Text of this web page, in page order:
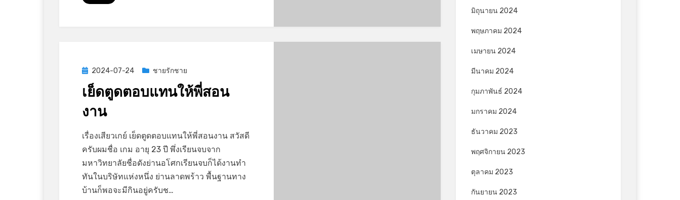
Posted
on
2024-07-24 ชายรักชาย
เย็ดตูดตอบแทนให้พี่สอน
งาน
byGayStory
Leave a commenton
เย็ด
พี่
เรื่องเสียวเกย์ เย็ดตูดตอบแทนให้พี่สอนงาน​ สวัสดี
ครับผมชื่อ เกม อายุ 23 ปี พึ่งเรียนจบจาก
มหาวิทยาลัยชื่อดังย่านอโศกเรียนจบก็ได้งานทำ
ทันในบริษัทแห่งหนึ่ง ย่านลาดพร้าว พื้นฐานทาง
บ้านก็พอจะมีกินอยู่ครับช…
มิถุนายน 2024
พฤษภาคม 2024
เมษายน 2024
มีนาคม 2024
กุมภาพันธ์ 2024
มกราคม 2024
ธันวาคม 2023
พฤศจิกายน 2023
ตุลาคม 2023
กันยายน 2023